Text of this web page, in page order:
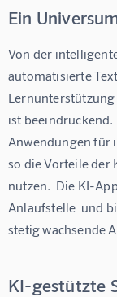
Ein
Von der
automatisierte
ist beeindruckend.
Anwendungen für
so die Vorteile der
nutzen.  Die KI-
Anlaufstelle  und
stetig wachsende
KI-gestützte